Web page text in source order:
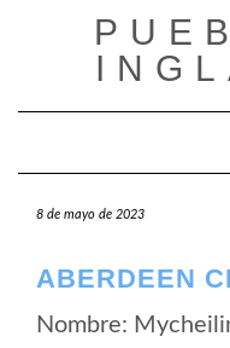
8 de mayo de 2023
ABERDEEN
Nombre: